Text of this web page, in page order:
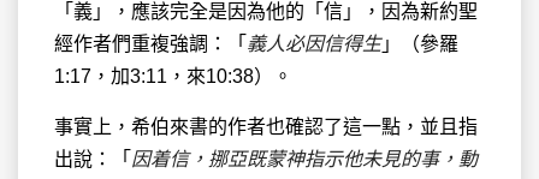
「義」，應該完全是因為他的「信」，因為新約聖
經作者們重複強調：「 義人必因信得生」（參羅
1:17，加3:11，來10:38）。
事實上，希伯來書的作者也確認了這一點，並且指
出說：「 因着信，挪亞既蒙神指示他未見的事，動